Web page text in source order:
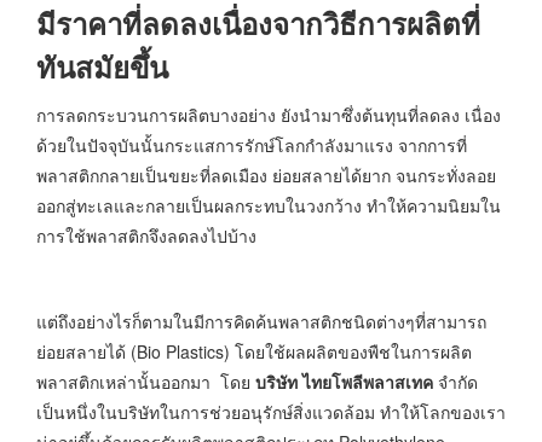
มีราคาที่ลดลงเนื่องจากวิธีการผลิตที่
ทันสมัยขึ้น
การลดกระบวนการผลิตบางอย่าง ยังนำมาซึ่งต้นทุนที่ลดลง เนื่อง
ด้วยในปัจจุบันนั้นกระแสการรักษ์โลกกำลังมาแรง จากการที่
พลาสติกกลายเป็นขยะที่ลดเมือง ย่อยสลายได้ยาก จนกระทั่งลอย
ออกสู่ทะเลและกลายเป็นผลกระทบในวงกว้าง ทำให้ความนิยมใน
การใช้พลาสติกจึงลดลงไปบ้าง
แต่ถึงอย่างไรก็ตามในมีการคิดค้นพลาสติกชนิดต่างๆที่สามารถ
ย่อยสลายได้ (Bio Plastics) โดยใช้ผลผลิตของพืชในการผลิต
พลาสติกเหล่านั้นออกมา โดย บริษัท ไทยโพลีพลาสเทค จำกัด
เป็นหนึ่งในบริษัทในการช่วยอนุรักษ์สิ่งแวดล้อม ทำให้โลกของเรา